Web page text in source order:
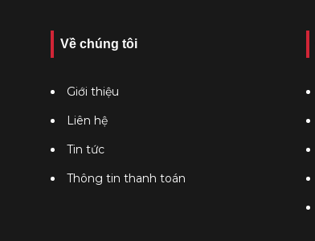
Về chúng tôi
Giới thiệu
Liên hệ
Tin tức
Thông tin thanh toán